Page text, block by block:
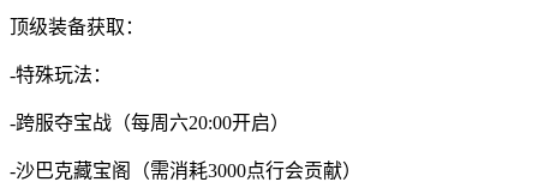
顶级装备获取：
-特殊玩法：
-跨服夺宝战（每周六20:00开启）
-沙巴克藏宝阁（需消耗3000点行会贡献）